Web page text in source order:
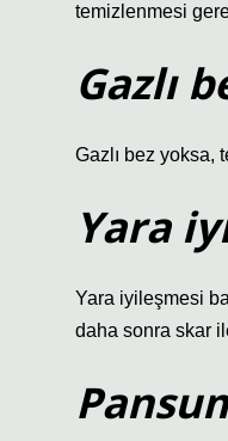
temizlenmesi
Gazlı
Gazlı bez yoksa,
Yara
Yara iyileşmesi
daha sonra skar